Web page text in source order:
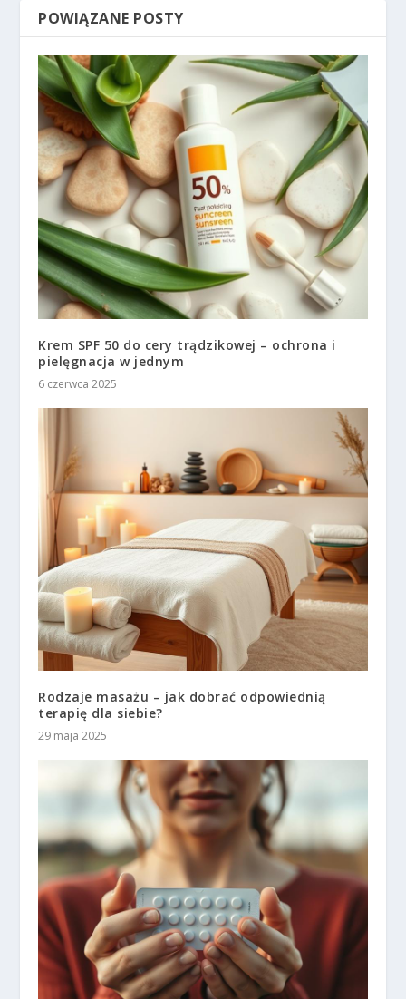
POWIĄZANE POSTY
Krem SPF 50 do cery trądzikowej – ochrona i
pielęgnacja w jednym
6 czerwca 2025
Rodzaje masażu – jak dobrać odpowiednią
terapię dla siebie?
29 maja 2025